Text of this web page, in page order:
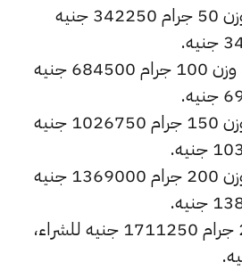
سعر الذهب عيار 21 وزن 50 جرام 342250 جنيه
أسعار الذهب عيار 21 وزن 100 جرام 684500 جنيه
سعر الذهب عيار 21 وزن 150 جرام 1026750 جنيه
سعر الذهب عيار 21 وزن 200 جرام 1369000 جنيه
سعر عيار 21 وزن 250 جرام 1711250 جنيه للشراء،